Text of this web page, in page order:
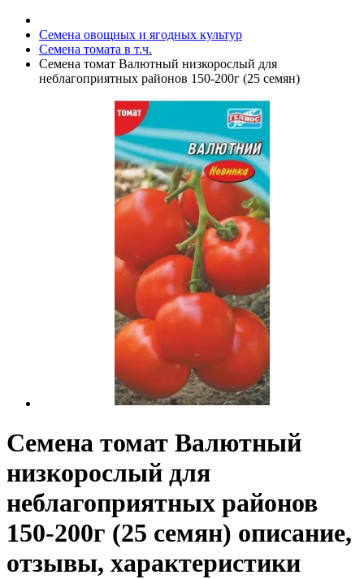
Семена овощных и ягодных культур
Семена томата в т.ч.
Семена томат Валютный низкорослый для
неблагоприятных районов 150-200г (25 семян)
Семена томат Валютный
низкорослый для
неблагоприятных районов
150-200г (25 семян) описание,
отзывы, характеристики